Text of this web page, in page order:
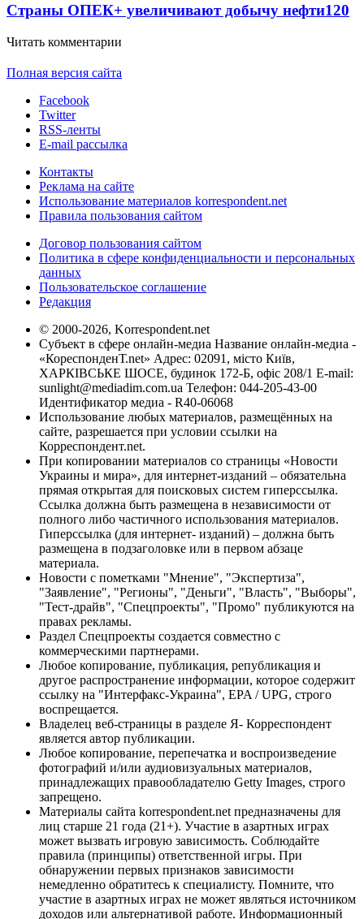
Страны ОПЕК+ увеличивают добычу нефти120
Читать комментарии
Полная версия сайта
Facebook
Twitter
RSS-ленты
E-mail рассылка
Контакты
Реклама на сайте
Использование материалов korrespondent.net
Правила пользования сайтом
Договор пользования сайтом
Политика в сфере конфиденциальности и персональных
данных
Пользовательское соглашение
Редакция
© 2000-2026, Korrespondent.net
Субъект в сфере онлайн-медиа Название онлайн-медиа -
«КореспонденТ.net» Адрес: 02091, місто Київ,
ХАРКІВСЬКЕ ШОСЕ, будинок 172-Б, офіс 208/1 E-mail:
sunlight@mediadim.com.ua Телефон: 044-205-43-00
Идентификатор медиа - R40-06068
Использование любых материалов, размещённых на
сайте, разрешается при условии ссылки на
Корреспондент.net.
При копировании материалов со страницы «Новости
Украины и мира», для интернет-изданий – обязательна
прямая открытая для поисковых систем гиперссылка.
Ссылка должна быть размещена в независимости от
полного либо частичного использования материалов.
Гиперссылка (для интернет- изданий) – должна быть
размещена в подзаголовке или в первом абзаце
материала.
Новости с пометками "Мнение", "Экспертиза",
"Заявление", "Регионы", "Деньги", "Власть", "Выборы",
"Тест-драйв", "Спецпроекты", "Промо" публикуются на
правах рекламы.
Раздел Спецпроекты создается совместно с
коммерческими партнерами.
Любое копирование, публикация, републикация и
другое распространение информации, которое содержит
ссылку на "Интерфакс-Украина", EPA / UPG, строго
воспрещается.
Владелец веб-страницы в разделе Я- Корреспондент
является автор публикации.
Любое копирование, перепечатка и воспроизведение
фотографий и/или аудиовизуальных материалов,
принадлежащих правообладателю Getty Images, строго
запрещено.
Материалы сайта korrespondent.net предназначены для
лиц старше 21 года (21+). Участие в азартных играх
может вызвать игровую зависимость. Соблюдайте
правила (принципы) ответственной игры. При
обнаружении первых признаков зависимости
немедленно обратитесь к специалисту. Помните, что
участие в азартных играх не может являться источником
доходов или альтернативой работе. Информационный